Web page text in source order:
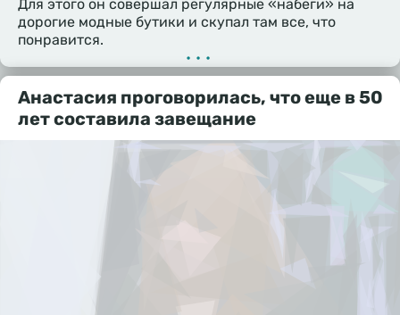
Для этого он совершал регулярные «набеги» на
дорогие модные бутики и скупал там все, что
понравится.
•••
Анастасия проговорилась, что еще в 50
лет составила завещание